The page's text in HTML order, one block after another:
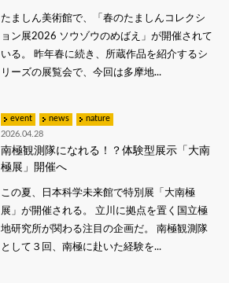
たましん美術館で、「春のたましんコレクシ
ョン展2026 ソウゾウのめばえ」が開催されて
いる。 昨年春に続き、所蔵作品を紹介するシ
リーズの展覧会で、今回は多摩地...
event news
nature
2026.04.28
南極観測隊になれる！？体験型展示「大南
極展」開催へ
この夏、日本科学未来館で特別展「大南極
展」が開催される。 立川に拠点を置く国立極
地研究所が関わる注目の企画だ。 南極観測隊
として３回、南極に赴いた経験を...